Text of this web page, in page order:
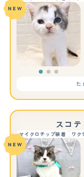
NEW
た
スコ
マイクロチップ装着
ワク
NEW